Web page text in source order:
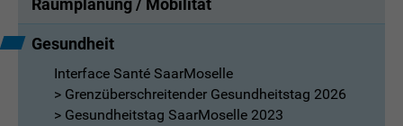
Raumplanung / Mobilität
Gesundheit
Interface Santé SaarMoselle
> Grenzüberschreitender Gesundheitstag 2026
> Gesundheitstag SaarMoselle 2023